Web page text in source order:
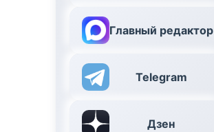
Главный редактор
Telegram
Дзен